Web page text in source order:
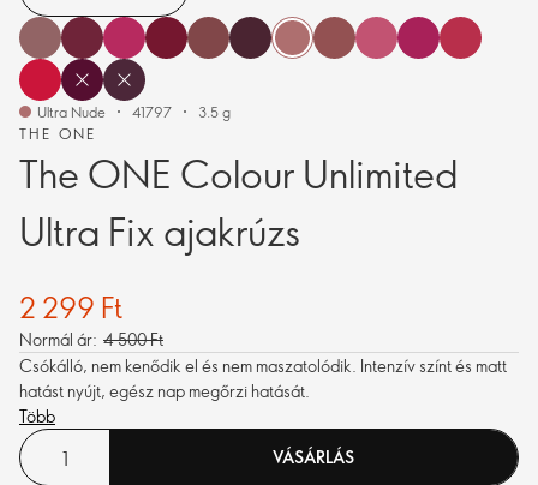
THE ONE
The ONE Colour Unlimited
Ultra Fix ajakrúzs
Ultra Nude 41797 3.5 g
2 299 Ft
Normál ár: 4 500 Ft
Csókálló, nem kenődik el és nem maszatolódik. Intenzív színt és matt
hatást nyújt, egész nap megőrzi hatását.
Több
VÁSÁRLÁS